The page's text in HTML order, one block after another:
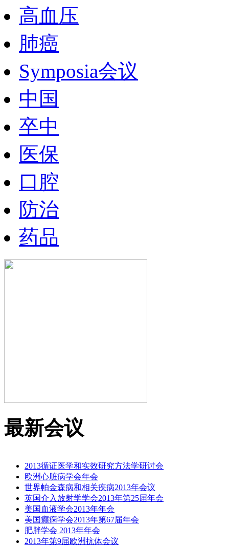
高血压
肺癌
Symposia会议
中国
卒中
医保
口腔
防治
药品
最新会议
2013循证医学和实效研究方法学研讨会
欧洲心脏病学会年会
世界帕金森病和相关疾病2013年会议
英国介入放射学学会2013年第25届年会
美国血液学会2013年年会
美国癫痫学会2013年第67届年会
肥胖学会 2013年年会
2013年第9届欧洲抗体会议